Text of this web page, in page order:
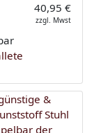
40,95 €
zzgl. Mwst